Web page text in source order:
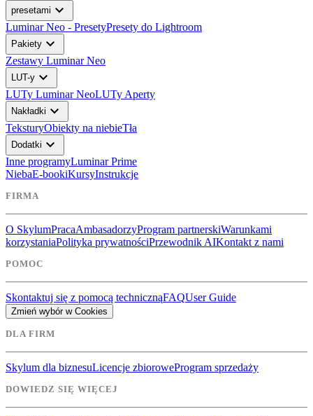
presetami expand_more
Luminar Neo - PresetyPresety do Lightroom
Pakiety expand_more
Zestawy Luminar Neo
LUT-y expand_more
LUTy Luminar NeoLUTy Aperty
Nakładki expand_more
TeksturyObiekty na niebieTła
Dodatki expand_more
Inne programyLuminar Prime
NiebaE-bookiKursyInstrukcje
FIRMA
O SkylumPracaAmbasadorzyProgram partnerskiWarunkami
korzystaniaPolityka prywatnościPrzewodnik AIKontakt z nami
POMOC
Skontaktuj się z pomocą technicznąFAQUser Guide
Zmień wybór w Cookies
DLA FIRM
Skylum dla biznesuLicencje zbioroweProgram sprzedaży
DOWIEDZ SIĘ WIĘCEJ